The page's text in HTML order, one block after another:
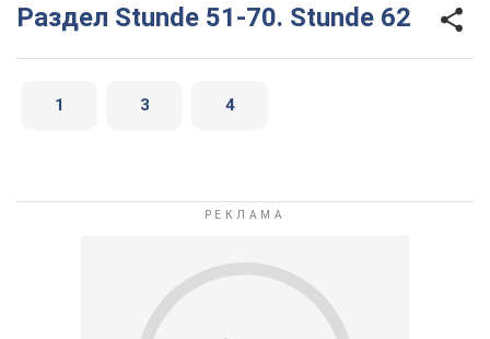
Раздел Stunde 51-70. Stunde 62
1 3 4